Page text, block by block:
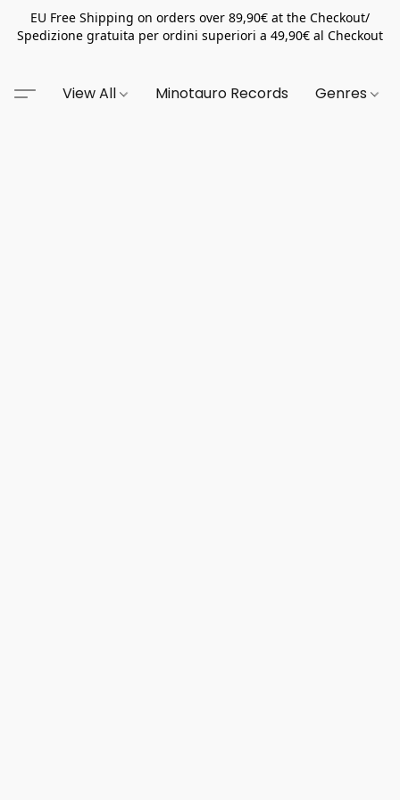
EU Free Shipping on orders over 89,90€ at the Checkout/
Spedizione gratuita per ordini superiori a 49,90€ al Checkout
View All Minotauro Records Genres